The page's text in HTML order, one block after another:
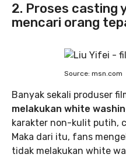
2. Proses casting
mencari orang
Source: msn.com
Banyak sekali produser
melakukan white
karakter non-kulit putih,
Maka dari itu, fans
tidak melakukan white